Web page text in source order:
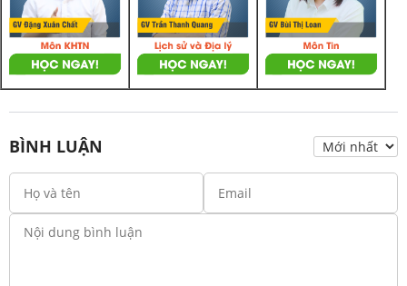
BÌNH LUẬN